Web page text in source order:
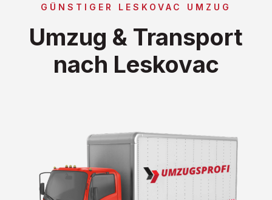
GÜNSTIGER LESKOVAC UMZUG
Umzug & Transport
nach Leskovac